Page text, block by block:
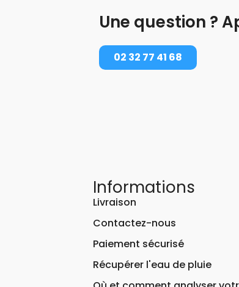
Une question ?
02 32 77 41 68
Informations
Livraison
Contactez-nous
Paiement sécurisé
Récupérer l'eau de pluie